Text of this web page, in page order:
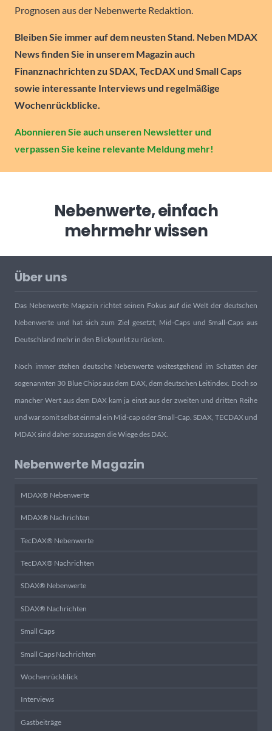
Prognosen aus der Nebenwerte Redaktion.
Bleiben Sie immer auf dem neusten Stand. Neben MDAX
News finden Sie in unserem Magazin auch
Finanznachrichten zu SDAX, TecDAX und Small Caps
sowie interessante Interviews und regelmäßige
Wochenrückblicke.
Abonnieren Sie auch unseren Newsletter und
verpassen Sie keine relevante Meldung mehr!
Nebenwerte, einfach
mehrmehr wissen
Über uns
Das Nebenwerte Magazin richtet seinen Fokus auf die Welt der deutschen
Nebenwerte und hat sich zum Ziel gesetzt, Mid-Caps und Small-Caps aus
Deutschland mehr in den Blickpunkt zu rücken.
Noch immer stehen deutsche Nebenwerte weitestgehend im Schatten der
sogenannten 30 Blue Chips aus dem DAX, dem deutschen Leitindex. Doch so
mancher Wert aus dem DAX kam ja einst aus der zweiten und dritten Reihe
und war somit selbst einmal ein Mid-cap oder Small-Cap. SDAX, TECDAX und
MDAX sind daher sozusagen die Wiege des DAX.
Nebenwerte Magazin
MDAX® Nebenwerte
MDAX® Nachrichten
TecDAX® Nebenwerte
TecDAX® Nachrichten
SDAX® Nebenwerte
SDAX® Nachrichten
Small Caps
Small Caps Nachrichten
Wochenrückblick
Interviews
Gastbeiträge